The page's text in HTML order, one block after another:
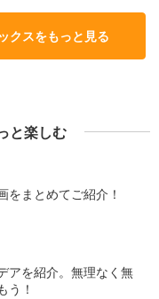
クスをもっと見る
と楽しむ
をまとめてご紹介！
アを紹介。無理なく無
う！